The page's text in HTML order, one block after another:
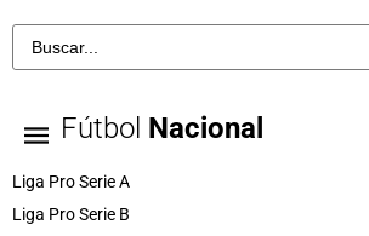
Fútbol Nacional
Liga Pro Serie A
Liga Pro Serie B